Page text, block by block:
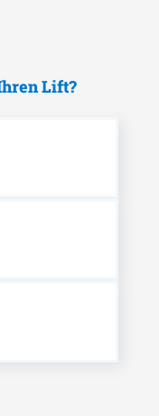
Lift?